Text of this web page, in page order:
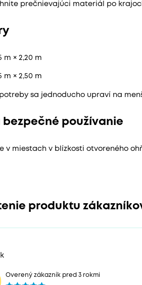
prečnievajúci materiál po
m × 2,20 m
m × 2,50 m
sa jednoducho upraví na
bezpečné používanie
v miestach v blízkosti otvoreného
produktu
Overený zákazník pred 3 rokmi